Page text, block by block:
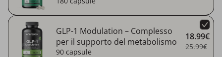
GLP-1 Modulation – Complesso
per il supporto del metabolismo
90 capsule
18.99€
25.99€